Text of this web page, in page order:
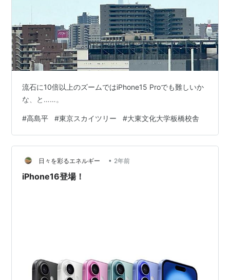
流石に10倍以上のズームではiPhone15 Proでも難しいか
な、と……。
#高島平 #東京スカイツリー #大東文化大学板橋校舎
日々を彩るエネルギー • 2年前
iPhone16登場！